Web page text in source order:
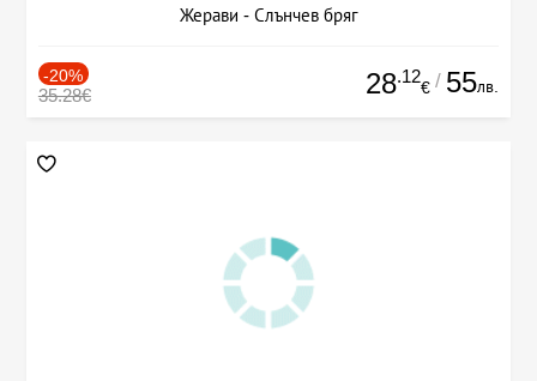
Жерави - Слънчев бряг
-20%
35.28€ 28.12
€ / 55лв.